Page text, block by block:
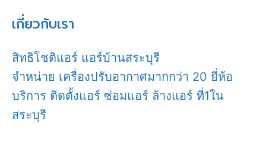
เกี่ยวกับเรา
สิทธิโชติแอร์ แอร์บ้านสระบุรี
จำหน่าย เครื่องปรับอากาศมากกว่า 20 ยี่ห้อ
บริการ ติดตั้งแอร์ ซ่อมแอร์ ล้างแอร์ ที่1ใน
สระบุรี